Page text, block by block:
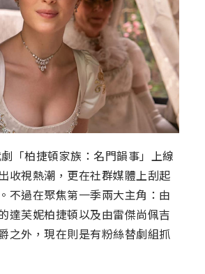
「柏捷頓家族：名門韻事」上線
收視熱潮，更在社群媒體上刮起
不過在聚焦第一季兩大主角：由
達芙妮柏捷頓以及由雷傑尚佩吉
之外，現在則是有粉絲替劇組抓